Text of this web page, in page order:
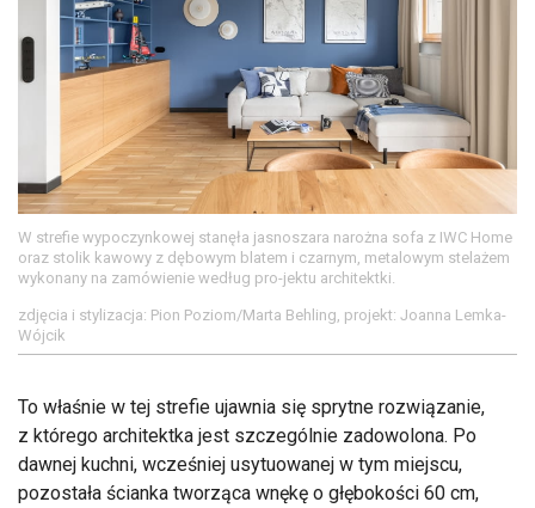
W strefie wypoczynkowej stanęła jasnoszara narożna sofa z IWC Home
oraz stolik kawowy z dębowym blatem i czarnym, metalowym stelażem
wykonany na zamówienie według pro-jektu architektki.
zdjęcia i stylizacja: Pion Poziom/Marta Behling, projekt: Joanna Lemka-
Wójcik
To właśnie w tej strefie ujawnia się sprytne rozwiązanie,
z którego architektka jest szczególnie zadowolona. Po
dawnej kuchni, wcześniej usytuowanej w tym miejscu,
pozostała ścianka tworząca wnękę o głębokości 60 cm,